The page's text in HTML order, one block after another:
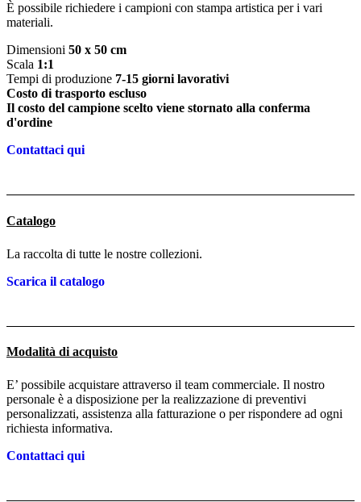
È possibile richiedere i campioni con stampa artistica per i vari
materiali.
Dimensioni 50 x 50 cm
Scala 1:1
Tempi di produzione 7-15 giorni lavorativi
Costo di trasporto escluso
Il costo del campione scelto viene stornato alla conferma
d'ordine
Contattaci qui
Catalogo
La raccolta di tutte le nostre collezioni.
Scarica il catalogo
Modalità di acquisto
E’ possibile acquistare attraverso il team commerciale. Il nostro
personale è a disposizione per la realizzazione di preventivi
personalizzati, assistenza alla fatturazione o per rispondere ad ogni
richiesta informativa.
Contattaci qui